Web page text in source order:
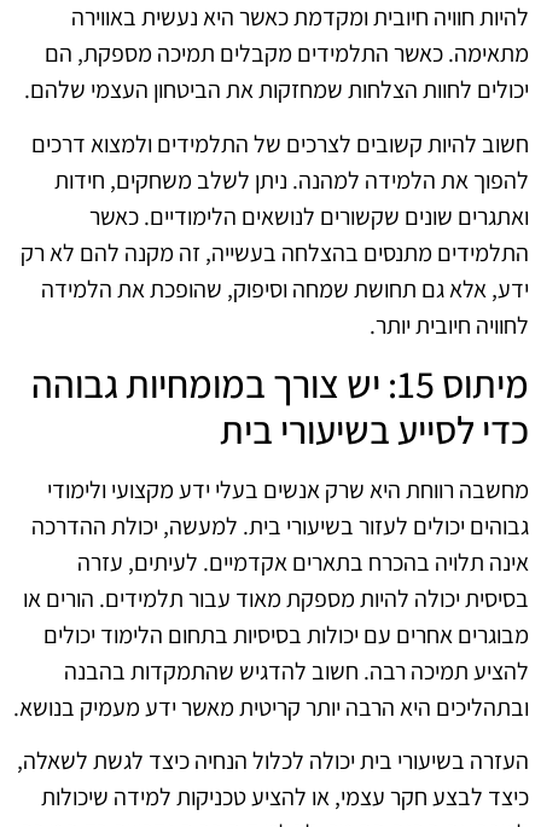
להיות חוויה חיובית ומקדמת כאשר היא נעשית באווירה
מתאימה. כאשר התלמידים מקבלים תמיכה מספקת, הם
יכולים לחוות הצלחות שמחזקות את הביטחון העצמי שלהם.
חשוב להיות קשובים לצרכים של התלמידים ולמצוא דרכים
להפוך את הלמידה למהנה. ניתן לשלב משחקים, חידות
ואתגרים שונים שקשורים לנושאים הלימודיים. כאשר
התלמידים מתנסים בהצלחה בעשייה, זה מקנה להם לא רק
ידע, אלא גם תחושת שמחה וסיפוק, שהופכת את הלמידה
לחוויה חיובית יותר.
מיתוס 15: יש צורך במומחיות גבוהה
כדי לסייע בשיעורי בית
מחשבה רווחת היא שרק אנשים בעלי ידע מקצועי ולימודי
גבוהים יכולים לעזור בשיעורי בית. למעשה, יכולת ההדרכה
אינה תלויה בהכרח בתארים אקדמיים. לעיתים, עזרה
בסיסית יכולה להיות מספקת מאוד עבור תלמידים. הורים או
מבוגרים אחרים עם יכולות בסיסיות בתחום הלימוד יכולים
להציע תמיכה רבה. חשוב להדגיש שהתמקדות בהבנה
ובתהליכים היא הרבה יותר קריטית מאשר ידע מעמיק בנושא.
העזרה בשיעורי בית יכולה לכלול הנחיה כיצד לגשת לשאלה,
כיצד לבצע חקר עצמי, או להציע טכניקות למידה שיכולות